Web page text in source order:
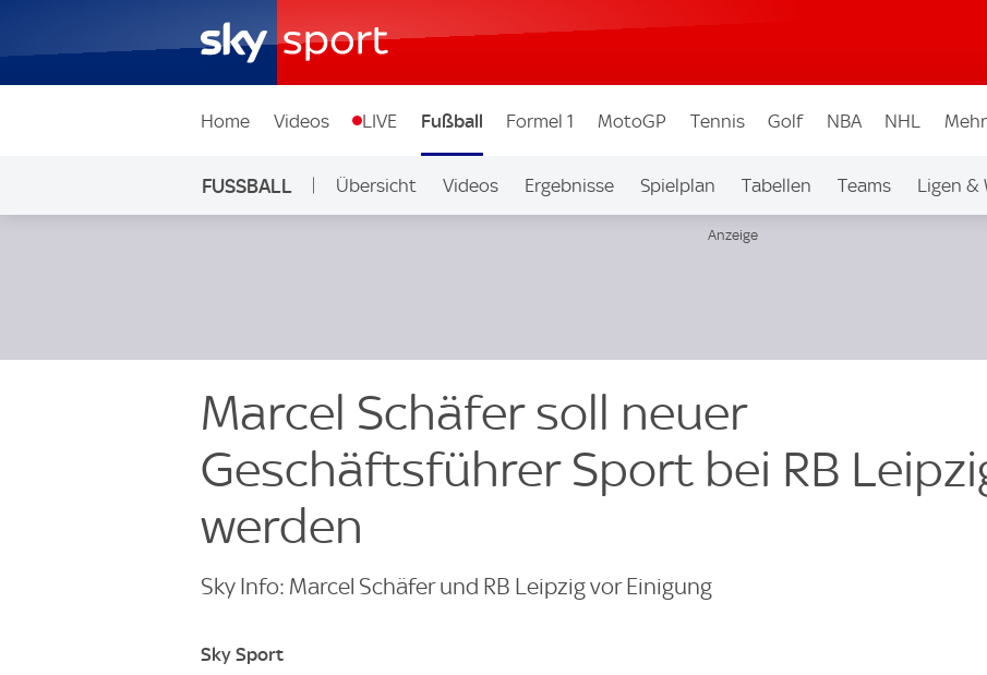
Home Videos LIVE Fußball Formel 1 MotoGP Tennis Golf NBA NHL
FUSSBALL Übersicht Videos Ergebnisse Spielplan Tabellen Teams Ligen &
Marcel Schäfer soll neuer
Geschäftsführer Sport bei RB
werden
Sky Info: Marcel Schäfer und RB Leipzig vor Einigung
Sky Sport